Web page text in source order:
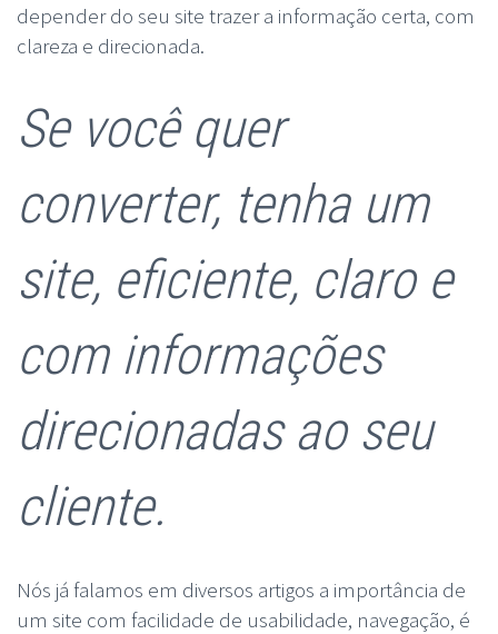
depender do seu site trazer a informação certa, com
clareza e direcionada.
Se você quer
converter, tenha um
site, eficiente, claro e
com informações
direcionadas ao seu
cliente.
Nós já falamos em diversos artigos a importância de
um site com facilidade de usabilidade, navegação, é